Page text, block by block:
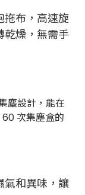
拖布，高速旋
乾燥，無需手
塵設計，能在
60 次集塵盒的
氣和異味，讓